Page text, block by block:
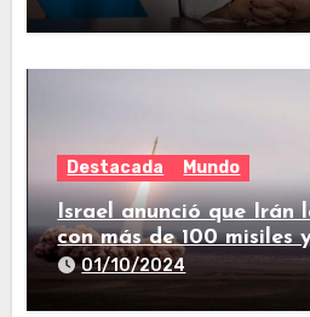
Destacada Mundo
Israel anunció que Irán
con más de 100 misiles
sirenas en todo el país
01/10/2024